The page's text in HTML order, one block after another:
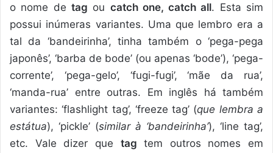
o nome de tag ou catch one, catch all. Esta sim
possui inúmeras variantes. Uma que lembro era a
tal da ‘bandeirinha’, tinha também o ‘pega-pega
japonês’, ‘barba de bode’ (ou apenas ‘bode’), ‘pega-
corrente’, ‘pega-gelo’, ‘fugi-fugi’, ‘mãe da rua’,
‘manda-rua’ entre outras. Em inglês há também
variantes: ‘flashlight tag’, ‘freeze tag’ (que lembra a
estátua), ‘pickle’ (similar à ‘bandeirinha’), ‘line tag’,
etc. Vale dizer que tag tem outros nomes em